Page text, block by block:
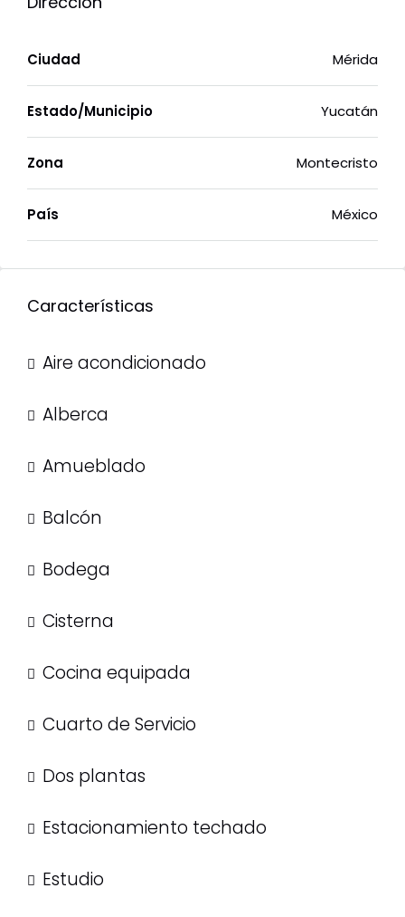
Ciudad Mérida
Estado/Municipio Yucatán
Zona Montecristo
País México
Características
Aire acondicionado
Alberca
Amueblado
Balcón
Bodega
Cisterna
Cocina equipada
Cuarto de Servicio
Dos plantas
Estacionamiento techado
Estudio